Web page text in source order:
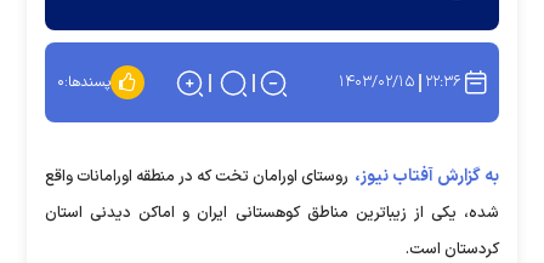
۲۲:۳۶ ۱۴۰۳/۰۲/۱۵ پسندها:۰
به گزارش آفتاب نیوز، روستای اورامان تخت که در منطقه اورامانات واقع
شده، یکی از زیباترین مناطق کوهستانی ایران و اماکن دیدنی استان
کردستان است.